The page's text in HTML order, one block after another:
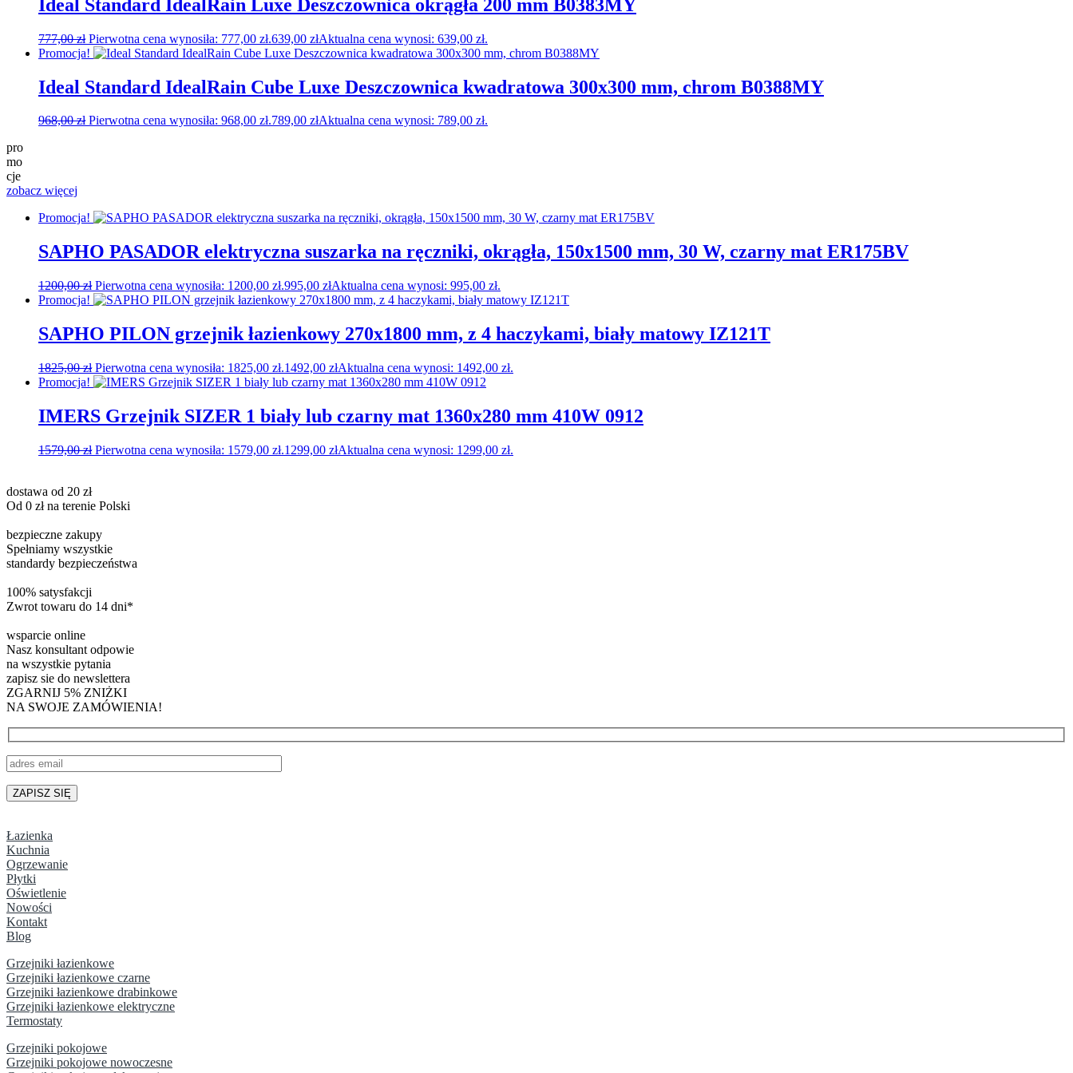
Ideal Standard IdealRain Luxe Deszczownica okrągła 200 mm B0383MY
777,00zł Pierwotna cena wynosiła: 777,00 zł.639,00 złAktualna cena wynosi: 639,00 zł.
Promocja!
Ideal Standard IdealRain Cube Luxe Deszczownica kwadratowa 300x300 mm, chrom B0388MY
968,00zł Pierwotna cena wynosiła: 968,00 zł.789,00 złAktualna cena wynosi: 789,00 zł.
pro
mo
cje
zobacz więcej
Promocja!
SAPHO PASADOR elektryczna suszarka na ręczniki, okrągła, 150x1500 mm, 30 W, czarny mat ER175BV
1200,00zł Pierwotna cena wynosiła: 1200,00 zł.995,00 złAktualna cena wynosi: 995,00 zł.
Promocja!
SAPHO PILON grzejnik łazienkowy 270x1800 mm, z 4 haczykami, biały matowy IZ121T
1825,00zł Pierwotna cena wynosiła: 1825,00 zł.1492,00 złAktualna cena wynosi: 1492,00 zł.
Promocja!
IMERS Grzejnik SIZER 1 biały lub czarny mat 1360x280 mm 410W 0912
1579,00zł Pierwotna cena wynosiła: 1579,00 zł.1299,00 złAktualna cena wynosi: 1299,00 zł.
dostawa od 20 zł
Od 0 zł na terenie Polski
bezpieczne zakupy
Spełniamy wszystkie
standardy bezpieczeństwa
100% satysfakcji
Zwrot towaru do 14 dni*
wsparcie online
Nasz konsultant odpowie
na wszystkie pytania
zapisz sie do newslettera
ZGARNIJ 5% ZNIŻKI
NA SWOJE ZAMÓWIENIA!
Łazienka
Kuchnia
Ogrzewanie
Płytki
Oświetlenie
Nowości
Kontakt
Blog
Grzejniki łazienkowe
Grzejniki łazienkowe czarne
Grzejniki łazienkowe drabinkowe
Grzejniki łazienkowe elektryczne
Termostaty
Grzejniki pokojowe
Grzejniki pokojowe nowoczesne